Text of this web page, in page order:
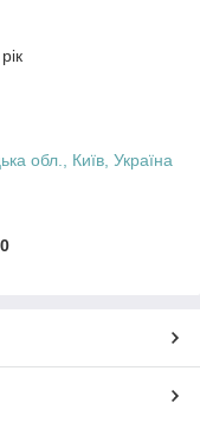
обл., Київ, Україна